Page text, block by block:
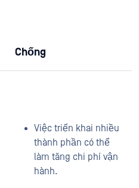
Chống
Việc triển khai nhiều
thành phần có thể
làm tăng chi phí vận
hành.